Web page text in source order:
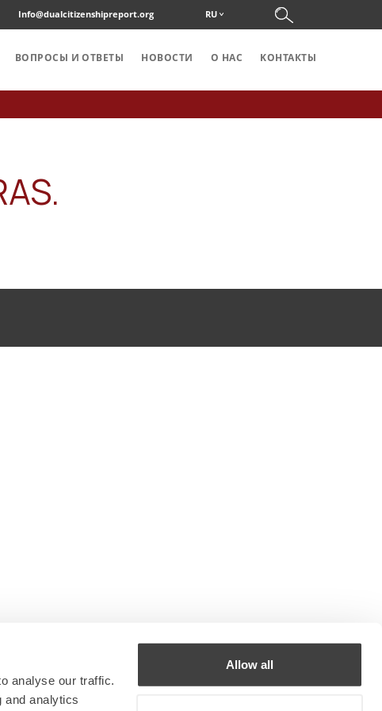
analyse our traffic.
and analytics
Allow all
Info@dualcitizenshipreport.org RU
ВОПРОСЫ И ОТВЕТЫ НОВОСТИ О НАС KОНТАКТЫ